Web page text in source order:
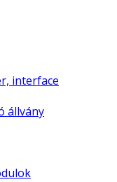
interface
állvány